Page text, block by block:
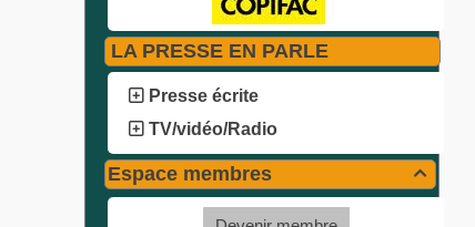
LA PRESSE EN PARLE
Presse écrite
TV/vidéo/Radio

Espace membres